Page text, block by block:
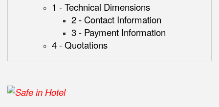
1 - Technical Dimensions
2 - Contact Information
3 - Payment Information
4 - Quotations